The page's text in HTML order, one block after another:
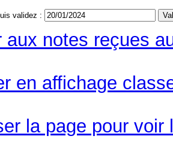
validez :
aux notes reçues
en affichage
la page pour